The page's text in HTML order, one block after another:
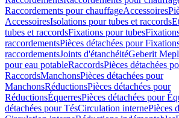
Raccordements pour chauffageAccessoires
AccessoiresIsolations pour tubes et raccords
tubes et raccordsFixations pour tubes
raccordementsPièces détachées pour
raccordementsJoints d'étanchéitéGeberit
pour eau potableRaccordsPièces détachées
RaccordsManchonsPièces détachées pour
ManchonsRéductionsPièces détachées pour
RéductionsÉquerresPièces détachées pour
détachées pour TésCirculation internePièces